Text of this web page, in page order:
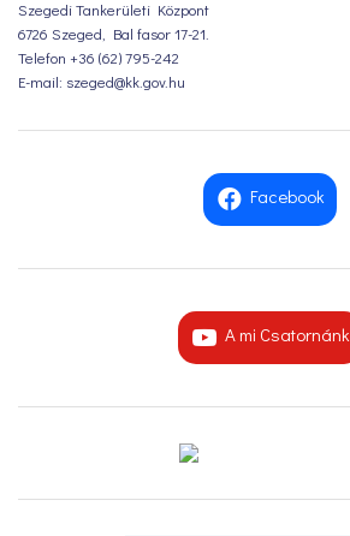
Szegedi Tankerületi Központ
6726 Szeged, Bal fasor 17-21.
Telefon +36 (62) 795-242
E-mail: szeged@kk.gov.hu
Facebook
A mi Csatornánk